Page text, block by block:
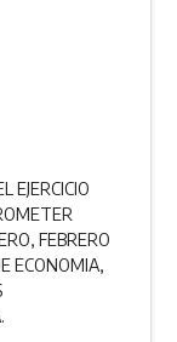
EJERCICIO
FEBRERO
ECONOMIA,